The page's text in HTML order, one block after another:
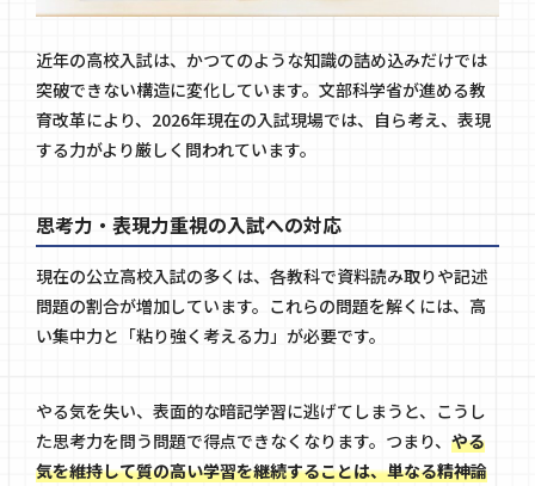
近年の高校入試は、かつてのような知識の詰め込みだけでは
突破できない構造に変化しています。文部科学省が進める教
育改革により、2026年現在の入試現場では、自ら考え、表現
する力がより厳しく問われています。
思考力・表現力重視の入試への対応
現在の公立高校入試の多くは、各教科で資料読み取りや記述
問題の割合が増加しています。これらの問題を解くには、高
い集中力と「粘り強く考える力」が必要です。
やる気を失い、表面的な暗記学習に逃げてしまうと、こうし
た思考力を問う問題で得点できなくなります。つまり、 やる
気を維持して質の高い学習を継続することは、単なる精神論